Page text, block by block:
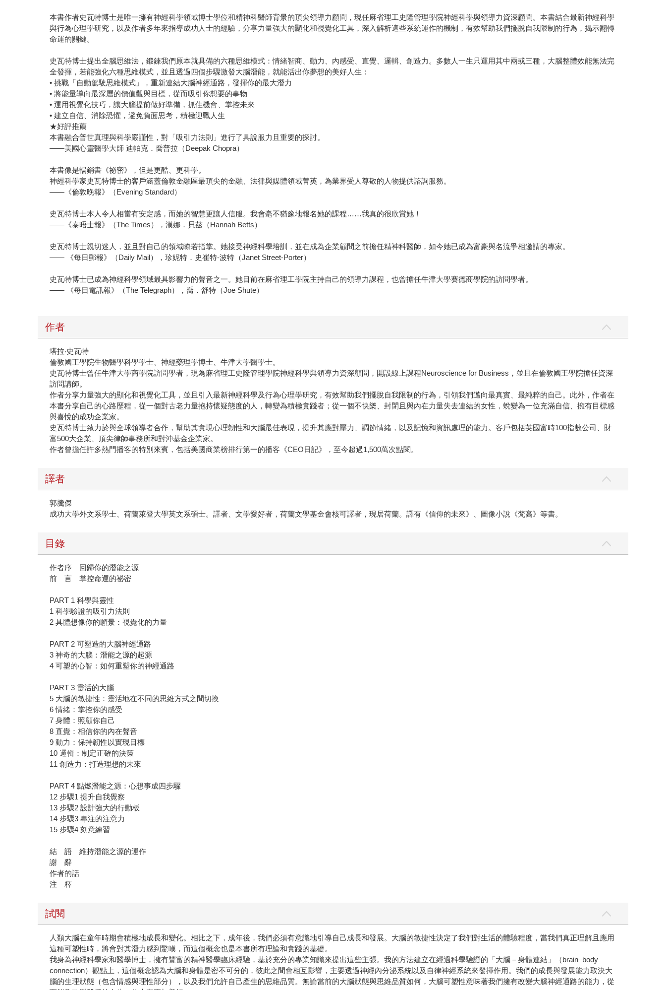
本書作者史瓦特博士是唯一擁有神經科學領域博士學位和精神科醫師背景的頂尖領導力顧問，現任麻省理工史隆管理學院神經科學與領導力資深顧問。本書結合最新神經科學
與行為心理學研究，以及作者多年來指導成功人士的經驗，分享力量強大的顯化和視覺化工具，深入解析這些系統運作的機制，有效幫助我們擺脫自我限制的行為，揭示翻轉
命運的關鍵。
史瓦特博士提出全腦思維法，鍛鍊我們原本就具備的六種思維模式：情緒智商、動力、內感受、直覺、邏輯、創造力。多數人一生只運用其中兩或三種，大腦整體效能無法完
全發揮，若能強化六種思維模式，並且透過四個步驟激發大腦潛能，就能活出你夢想的美好人生：
• 挑戰「自動駕駛思維模式」，重新連結大腦神經通路，發揮你的最大潛力
• 將能量導向最深層的價值觀與目標，從而吸引你想要的事物
• 運用視覺化技巧，讓大腦提前做好準備，抓住機會、掌控未來
• 建立自信、消除恐懼，避免負面思考，積極迎戰人生
★好評推薦
本書融合普世真理與科學嚴謹性，對「吸引力法則」進行了具說服力且重要的探討。
——美國心靈醫學大師 迪帕克．喬普拉（Deepak Chopra）
本書像是暢銷書《祕密》，但是更酷、更科學。
神經科學家史瓦特博士的客戶涵蓋倫敦金融區最頂尖的金融、法律與媒體領域菁英，為業界受人尊敬的人物提供諮詢服務。
——《倫敦晚報》（Evening Standard）
史瓦特博士本人令人相當有安定感，而她的智慧更讓人信服。我會毫不猶豫地報名她的課程……我真的很欣賞她！
——《泰晤士報》（The Times），漢娜．貝茲（Hannah Betts）
史瓦特博士親切迷人，並且對自己的領域瞭若指掌。她接受神經科學培訓，並在成為企業顧問之前擔任精神科醫師，如今她已成為富豪與名流爭相邀請的專家。
—— 《每日郵報》（Daily Mail），珍妮特．史崔特-波特（Janet Street-Porter）
史瓦特博士已成為神經科學領域最具影響力的聲音之一。她目前在麻省理工學院主持自己的領導力課程，也曾擔任牛津大學賽德商學院的訪問學者。
—— 《每日電訊報》（The Telegraph），喬．舒特（Joe Shute）
作者
塔拉‧史瓦特
倫敦國王學院生物醫學科學學士、神經藥理學博士、牛津大學醫學士。
史瓦特博士曾任牛津大學商學院訪問學者，現為麻省理工史隆管理學院神經科學與領導力資深顧問，開設線上課程Neuroscience for Business，並且在倫敦國王學院擔任資深
訪問講師。
作者分享力量強大的顯化和視覺化工具，並且引入最新神經科學及行為心理學研究，有效幫助我們擺脫自我限制的行為，引領我們邁向最真實、最純粹的自己。此外，作者在
本書分享自己的心路歷程，從一個對古老力量抱持懷疑態度的人，轉變為積極實踐者；從一個不快樂、封閉且與內在力量失去連結的女性，蛻變為一位充滿自信、擁有目標感
與喜悅的成功企業家。
史瓦特博士致力於與全球領導者合作，幫助其實現心理韌性和大腦最佳表現，提升其應對壓力、調節情緒，以及記憶和資訊處理的能力。客戶包括英國富時100指數公司、財
富500大企業、頂尖律師事務所和對沖基金企業家。
作者曾擔任許多熱門播客的特別來賓，包括美國商業榜排行第一的播客《CEO日記》，至今超過1,500萬次點閱。
譯者
郭騰傑
成功大學外文系學士、荷蘭萊登大學英文系碩士。譯者、文學愛好者，荷蘭文學基金會核可譯者，現居荷蘭。譯有《信仰的未來》、圖像小說《梵高》等書。
目錄
作者序 回歸你的潛能之源
前 言 掌控命運的祕密
PART 1 科學與靈性
1 科學驗證的吸引力法則
2 具體想像你的願景：視覺化的力量
PART 2 可塑造的大腦神經通路
3 神奇的大腦：潛能之源的起源
4 可塑的心智：如何重塑你的神經通路
PART 3 靈活的大腦
5 大腦的敏捷性：靈活地在不同的思維方式之間切換
6 情緒：掌控你的感受
7 身體：照顧你自己
8 直覺：相信你的內在聲音
9 動力：保持韌性以實現目標
10 邏輯：制定正確的決策
11 創造力：打造理想的未來
PART 4 點燃潛能之源：心想事成四步驟
12 步驟1 提升自我覺察
13 步驟2 設計強大的行動板
14 步驟3 專注的注意力
15 步驟4 刻意練習
結 語 維持潛能之源的運作
謝 辭
作者的話
注 釋
試閱
人類大腦在童年時期會積極地成長和變化。相比之下，成年後，我們必須有意識地引導自己成長和發展。大腦的敏捷性決定了我們對生活的體驗程度，當我們真正理解且應用
這種可塑性時，將會對其潛力感到驚嘆，而這個概念也是本書所有理論和實踐的基礎。
我身為神經科學家和醫學博士，擁有豐富的精神醫學臨床經驗，基於充分的專業知識來提出這些主張。我的方法建立在經過科學驗證的「大腦－身體連結」（brain–body
connection）觀點上，這個概念認為大腦和身體是密不可分的，彼此之間會相互影響，主要透過神經內分泌系統以及自律神經系統來發揮作用。我們的成長與發展能力取決大
腦的生理狀態（包含情感與理性部分），以及我們允許自己產生的思維品質。無論當前的大腦狀態與思維品質如何，大腦可塑性意味著我們擁有改變大腦神經通路的能力，從